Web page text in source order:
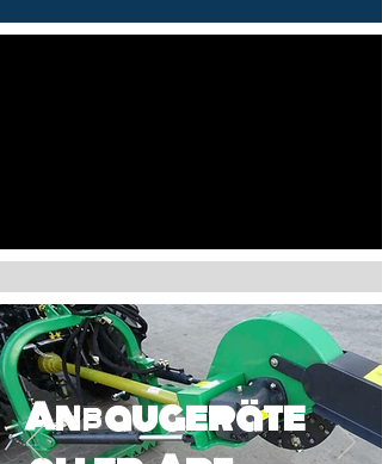
Anbaugeräte